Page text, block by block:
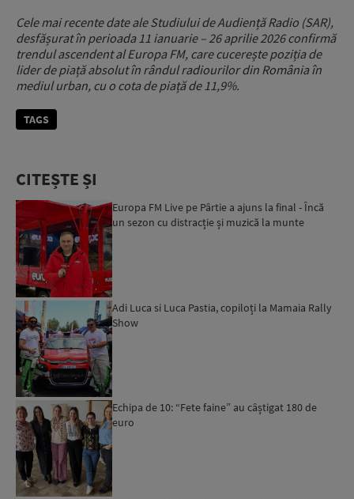
Cele mai recente date ale Studiului de Audiență Radio (SAR),
desfășurat în perioada 11 ianuarie – 26 aprilie 2026 confirmă
trendul ascendent al Europa FM, care cucerește poziția de
lider de piață absolut în rândul radiourilor din România în
mediul urban, cu o cota de piață de 11,9%.
TAGS
CITEȘTE ȘI
Europa FM Live pe Pârtie a ajuns la final - Încă
un sezon cu distracție și muzică la munte
Adi Luca si Luca Pastia, copiloți la Mamaia Rally
Show
Echipa de 10: “Fete faine” au câștigat 180 de
euro